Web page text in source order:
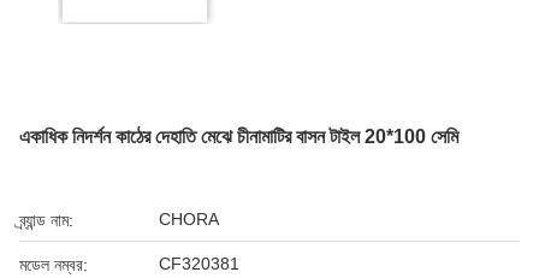
একাধিক নিদর্শন কাঠের দেহাতি মেঝে চীনামাটির বাসন টাইল 20*100 সেমি
ব্র্যান্ড নাম: CHORA
মডেল নম্বর: CF320381